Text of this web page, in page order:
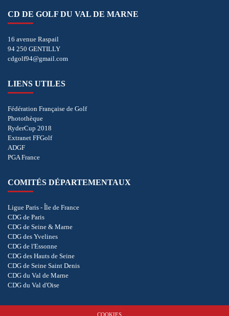
CD DE GOLF DU VAL DE MARNE
16 avenue Raspail
94 250 GENTILLY
cdgolf94@gmail.com
LIENS UTILES
Fédération Française de Golf
Photothèque
RyderCup 2018
Extranet FFGolf
ADGF
PGA France
COMITÉS DÉPARTEMENTAUX
Ligue Paris - Île de France
CDG de Paris
CDG de Seine & Marne
CDG des Yvelines
CDG de l'Essonne
CDG des Hauts de Seine
CDG de Seine Saint Denis
CDG du Val de Marne
CDG du Val d'Oise
COOKIES